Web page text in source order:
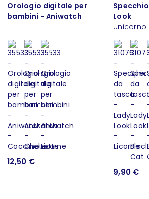
Orologio digitale per
bambini - Aniwatch
12,50 €
Look
Unicorno
9,90 €